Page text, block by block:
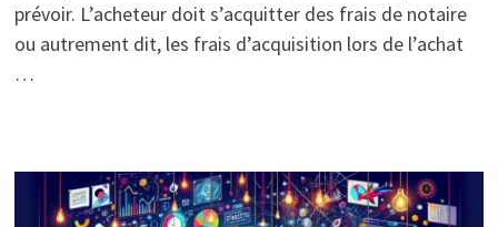
prévoir. L’acheteur doit s’acquitter des frais de notaire
ou autrement dit, les frais d’acquisition lors de l’achat
…